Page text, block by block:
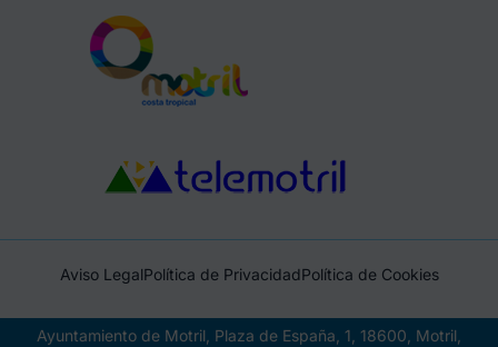
Aviso LegalPolítica de PrivacidadPolítica de Cookies
Ayuntamiento de Motril, Plaza de España, 1, 18600, Motril,